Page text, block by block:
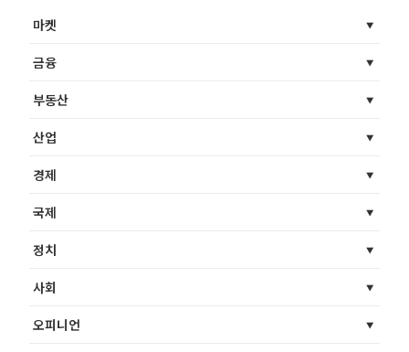
마켓
금융
부동산
산업
경제
국제
정치
사회
오피니언